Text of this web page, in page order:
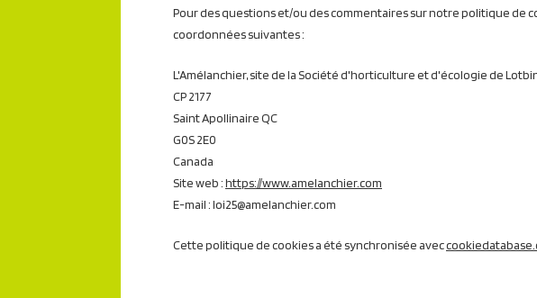
Pour des questions et/ou des commentaires sur notre politique de
coordonnées suivantes :
L'Amélanchier, site de la Société d'horticulture et d'écologie de
CP 2177
Saint Apollinaire QC
G0S 2E0
Canada
Site web :https://www.amelanchier.com
E-mail :loi25@amelanchier.com
Cette politique de cookies a été synchronisée avec